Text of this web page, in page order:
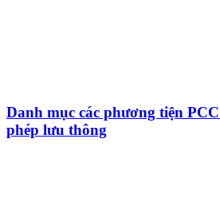
Danh mục các phương tiện
phép lưu thông